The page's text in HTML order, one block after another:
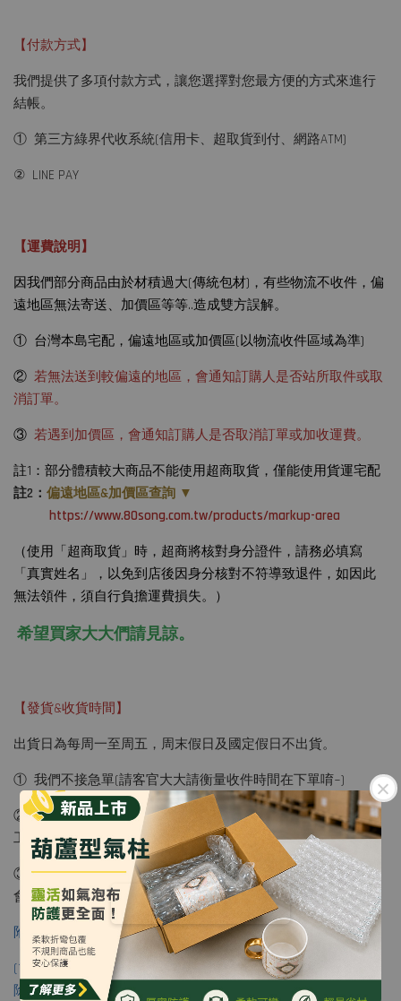
【付款方式】
我們提供了多項付款方式，讓您選擇對您最方便的方式來進行
結帳。
① 第三方綠界代收系統(信用卡、超取貨到付、網路ATM)
② LINE PAY
【運費說明】
因我們部分商品由於材積過大(傳統包材)，有些物流不收件，偏
遠地區無法寄送、加價區等等..造成雙方誤解。
① 台灣本島宅配，偏遠地區或加價區(以物流收件區域為準)
② 若無法送到較偏遠的地區，會通知訂購人是否站所取件或取
消訂單。
③ 若遇到加價區，會通知訂購人是否取消訂單或加收運費。
註1：部分體積較大商品不能使用超商取貨，僅能使用貨運宅配
註2： 偏遠地區&加價區查詢 ▼
https://www.80song.com.tw/products/markup-area
（使用「超商取貨」時，超商將核對身分證件，請務必填寫
「真實姓名」，以免到店後因身分核對不符導致退件，如因此
無法領件，須自行負擔運費損失。）
希望買家大大們請見諒。
【發貨&收貨時間】
出貨日為每周一至周五，周末假日及國定假日不出貨。
① 我們不接急單(請客官大大請衡量收件時間在下單唷~)
② 宅配 : 訂單成立的隔日會進行出貨，通常是出貨後的下一個
工作日送達，詳見附註(1.2)。
③ 超商 : 訂單成立的隔日會進行出貨，通常是出貨後的2-3天
會收到商品到店簡訊通知，請於七日內完成領取。
附註 :
(1)我們目前是委託新竹、黑貓、友利、聯新等..物流宅配運送，
除非遇到貨量較大的狀況，通常是當天寄出隔日收到(偏遠除